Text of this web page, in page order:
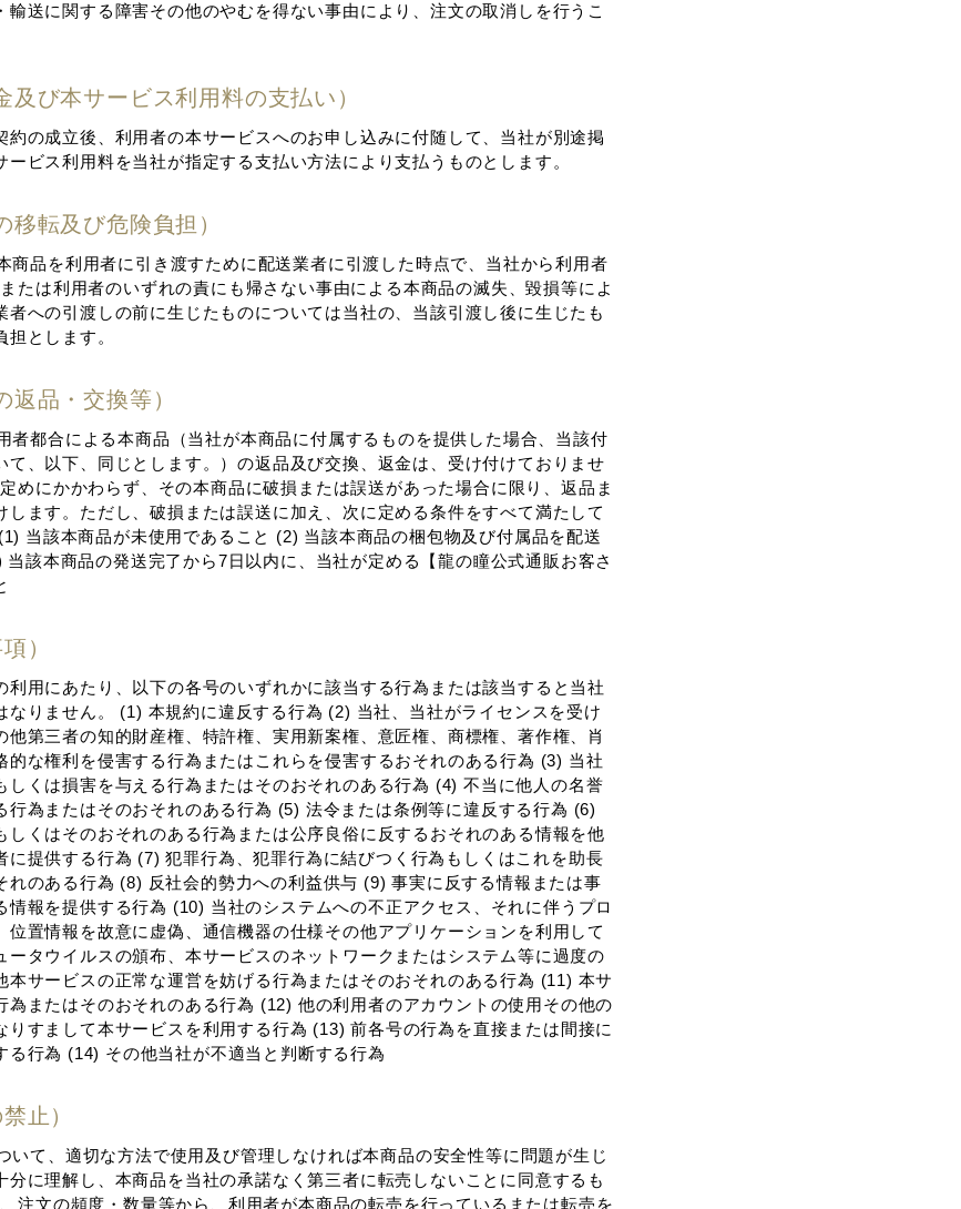
輸送に関する障害その他のやむを得ない事由により、注⽂の取消しを⾏うこ
び本サービス利⽤料の⽀払い）
約の成⽴後、利⽤者の本サービスへのお申し込みに付随して、当社が別途掲
ービス利⽤料を当社が指定する⽀払い⽅法により⽀払うものとします。
転及び危険負担）
商品を利⽤者に引き渡すために配送業者に引渡した時点で、当社から利⽤者
たは利⽤者のいずれの責にも帰さない事由による本商品の滅失、毀損等によ
者への引渡しの前に⽣じたものについては当社の、当該引渡し後に⽣じたも
とします。
品・交換等）
者都合による本商品（当社が本商品に付属するものを提供した場合、当該付
て、以下、同じとします。）の返品及び交換、返⾦は、受け付けておりませ
めにかかわらず、その本商品に破損または誤送があった場合に限り、返品ま
します。ただし、破損または誤送に加え、次に定める条件をすべて満たして
当該本商品が未使⽤であること (2) 当該本商品の梱包物及び付属品を配送
該本商品の発送完了から7⽇以内に、当社が定める【龍の瞳公式通販お客さ
）
利⽤にあたり、以下の各号のいずれかに該当する⾏為または該当すると当社
なりません。 (1) 本規約に違反する⾏為 (2) 当社、当社がライセンスを受け
他第三者の知的財産権、特許権、実⽤新案権、意匠権、商標権、著作権、肖
的な権利を侵害する⾏為またはこれらを侵害するおそれのある⾏為 (3) 当社
しくは損害を与える⾏為またはそのおそれのある⾏為 (4) 不当に他⼈の名誉
⾏為またはそのおそれのある⾏為 (5) 法令または条例等に違反する⾏為 (6)
しくはそのおそれのある⾏為または公序良俗に反するおそれのある情報を他
に提供する⾏為 (7) 犯罪⾏為、犯罪⾏為に結びつく⾏為もしくはこれを助⻑
れのある⾏為 (8) 反社会的勢⼒への利益供与 (9) 事実に反する情報または事
情報を提供する⾏為 (10) 当社のシステムへの不正アクセス、それに伴うプロ
位置情報を故意に虚偽、通信機器の仕様その他アプリケーションを利⽤して
ータウイルスの頒布、本サービスのネットワークまたはシステム等に過度の
本サービスの正常な運営を妨げる⾏為またはそのおそれのある⾏為 (11) 本サ
為またはそのおそれのある⾏為 (12) 他の利⽤者のアカウントの使⽤その他の
りすまして本サービスを利⽤する⾏為 (13) 前各号の⾏為を直接または間接に
る⾏為 (14) その他当社が不適当と判断する⾏為
⽌）
いて、適切な⽅法で使⽤及び管理しなければ本商品の安全性等に問題が⽣じ
分に理解し、本商品を当社の承諾なく第三者に転売しないことに同意するも
注⽂の頻度・数量等から、利⽤者が本商品の転売を⾏っているまたは転売を